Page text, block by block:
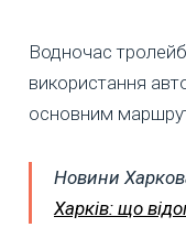
Водночас
використання
основним
Новини
Харків: що